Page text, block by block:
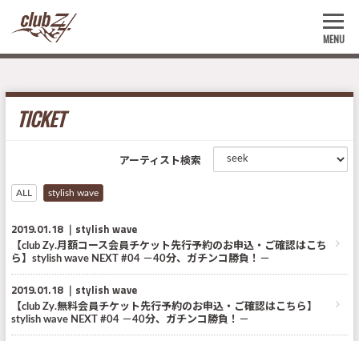
MENU
TICKET
アーティスト検索
ALL stylish wave
2019.01.18 stylish wave
【club Zy.月額コース会員チケット先行予約のお申込・ご確認はこち
ら】stylish wave NEXT #04 －40分、ガチンコ勝負！－
2019.01.18 stylish wave
【club Zy.無料会員チケット先行予約のお申込・ご確認はこちら】
stylish wave NEXT #04 －40分、ガチンコ勝負！－